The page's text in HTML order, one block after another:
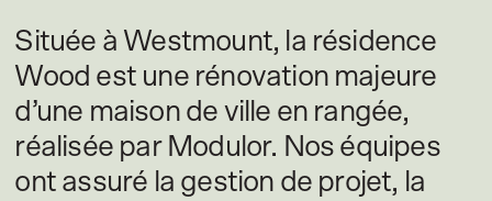
Située à Westmount, la résidence
Wood est une rénovation majeure
d’une maison de ville en rangée,
réalisée par Modulor. Nos équipes
ont assuré la gestion de projet, la